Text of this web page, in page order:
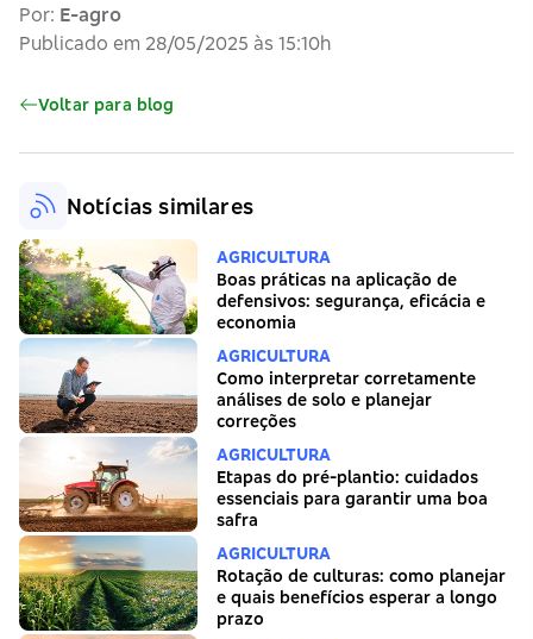
Por: E-agro
Publicado em 28/05/2025 às 15:10h
Voltar para blog
Notícias similares
AGRICULTURA
Boas práticas na aplicação de
defensivos: segurança, eficácia e
economia
AGRICULTURA
Como interpretar corretamente
análises de solo e planejar
correções
AGRICULTURA
Etapas do pré-plantio: cuidados
essenciais para garantir uma boa
safra
AGRICULTURA
Rotação de culturas: como planejar
e quais benefícios esperar a longo
prazo